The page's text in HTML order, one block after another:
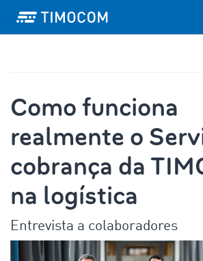
Como funciona
realmente o
cobrança da
na logística
Entrevista a colaboradores